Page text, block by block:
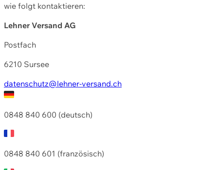
wie folgt kontaktieren:
Lehner Versand AG
Postfach
6210 Sursee
datenschutz@lehner-versand.ch
0848 840 600 (deutsch)
0848 840 601 (französisch)